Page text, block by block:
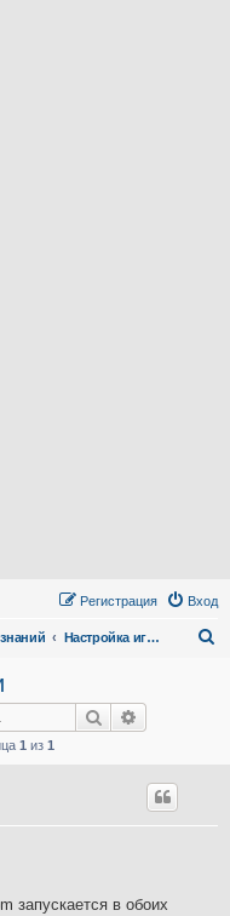
Вход
Регистрация
Настройка игр через vpn и прокси (настройки с закрытыми портами)
Поиск
1 из 1
запускается в обоих